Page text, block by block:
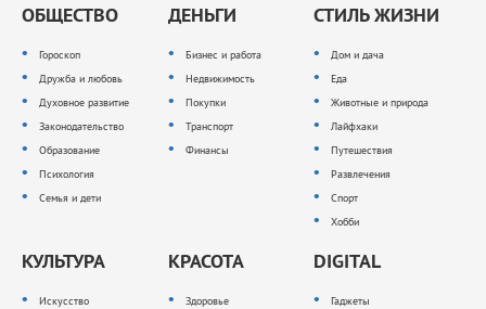
ОБЩЕСТВО
Гороскоп
Дружба и любовь
Духовное развитие
Законодательство
Образование
Психология
Семья и дети
ДЕНЬГИ
Бизнес и работа
Недвижимость
Покупки
Транспорт
Финансы
СТИЛЬ ЖИЗНИ
Дом и дача
Еда
Животные и природа
Лайфхаки
Путешествия
Развлечения
Спорт
Хобби
КУЛЬТУРА
Искусство
КРАСОТА
Здоровье
DIGITAL
Гаджеты